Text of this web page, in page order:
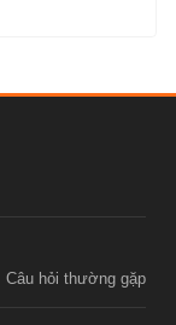
Câu hỏi thường gặp